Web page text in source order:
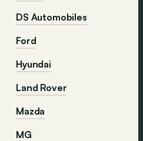
DS Automobiles
Ford
Hyundai
Land Rover
Mazda
MG